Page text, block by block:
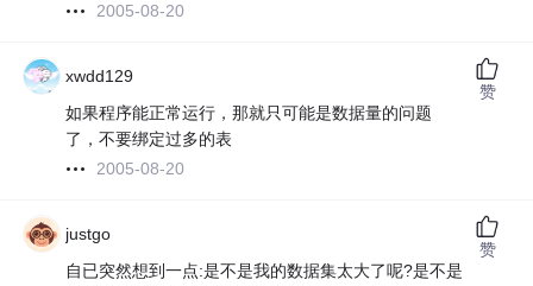
2005-08-20
xwdd129
如果程序能正常运行，那就只可能是数据量的问题
了，不要绑定过多的表
2005-08-20
赞
justgo
自已突然想到一点:是不是我的数据集太大了呢?是不是
赞